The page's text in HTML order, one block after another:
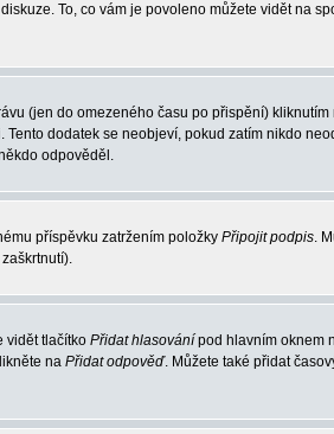
To, co vám je povoleno můžete vidět na
(jen do omezeného času po přispění) kliknutím
dodatek se neobjeví, pokud zatím nikdo
odpověděl.
příspěvku zatržením položky Připojit podpis.
vidět tlačítko Přidat hlasování pod hlavním oknem
na Přidat odpověď. Můžete také přidat